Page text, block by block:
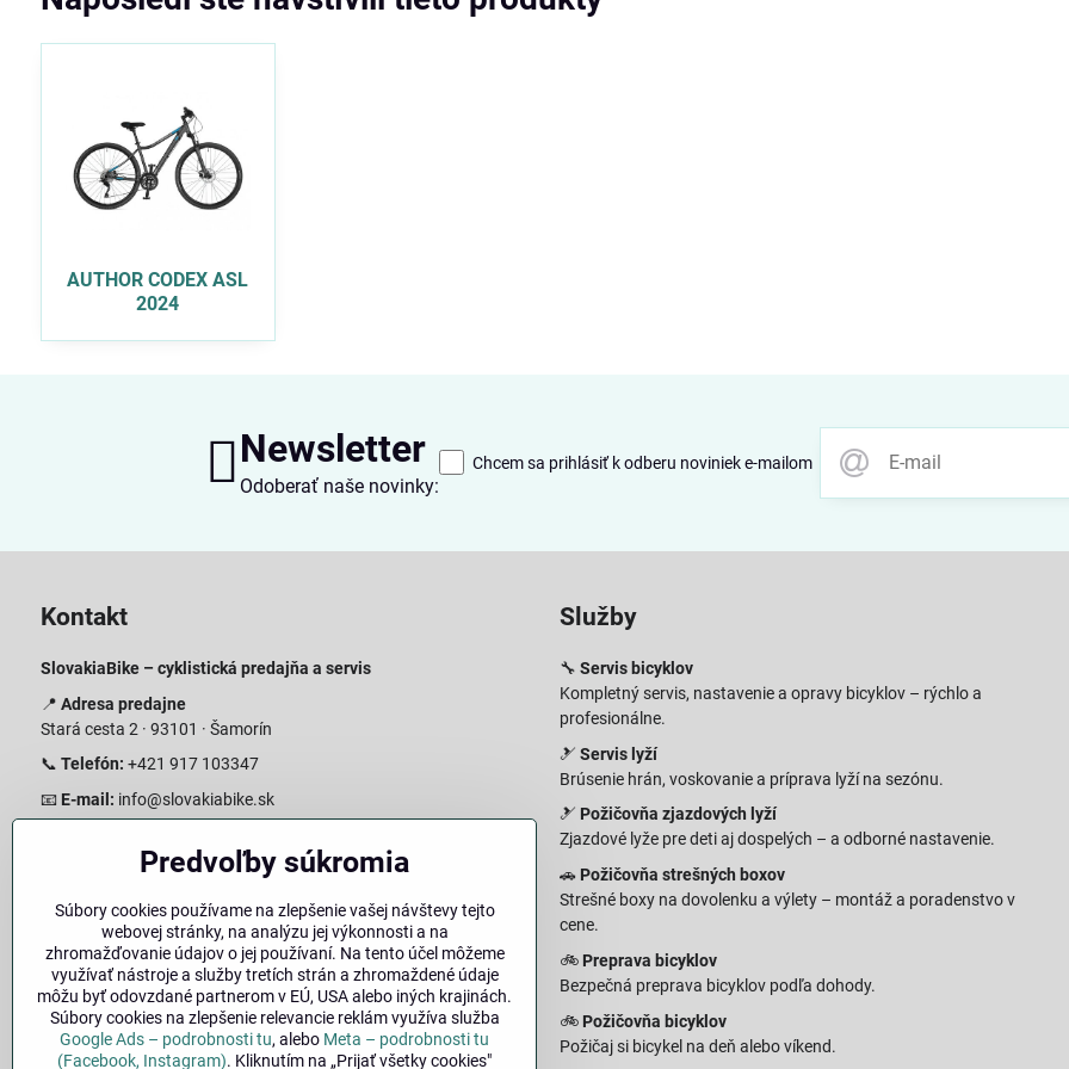
AUTHOR CODEX ASL
2024
Newsletter
Odoberať naše novinky:
Chcem sa prihlásiť k odberu noviniek e-mailom
Kontakt
SlovakiaBike – cyklistická predajňa a servis
📍 Adresa predajne
Stará cesta 2 · 93101 · Šamorín
📞 Telefón: +421 917 103347
📧 E-mail: info@slovakiabike.sk
Pondelok–Piatok: 08:00–17:00 Streda 08:00-16:00
Nedeľa: Zatvorené
👉Zobraziť predajňu na mape(Google Maps trasa)
Služby
🔧 Servis bicyklov
Kompletný servis, nastavenie a opravy bicyklov – rýchlo a
profesionálne.
🎿 Servis lyží
Brúsenie hrán, voskovanie a príprava lyží na sezónu.
🎿 Požičovňa zjazdových lyží
Zjazdové lyže pre deti aj dospelých – a odborné nastavenie.
🚗 Požičovňa strešných boxov
Strešné boxy na dovolenku a výlety – montáž a poradenstvo v
cene.
🚲 Preprava bicyklov
Bezpečná preprava bicyklov podľa dohody.
🚲 Požičovňa bicyklov
Požičaj si bicykel na deň alebo víkend.
Predvoľby súkromia
Súbory cookies používame na zlepšenie vašej návštevy tejto
webovej stránky, na analýzu jej výkonnosti a na
zhromažďovanie údajov o jej používaní. Na tento účel môžeme
využívať nástroje a služby tretích strán a zhromaždené údaje
môžu byť odovzdané partnerom v EÚ, USA alebo iných krajinách.
Súbory cookies na zlepšenie relevancie reklám využíva služba
Google Ads – podrobnosti tu, alebo Meta – podrobnosti tu
(Facebook, Instagram). Kliknutím na „Prijať všetky cookies"